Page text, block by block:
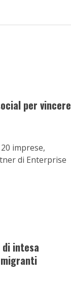
per vincere
imprese,
di Enterprise
intesa